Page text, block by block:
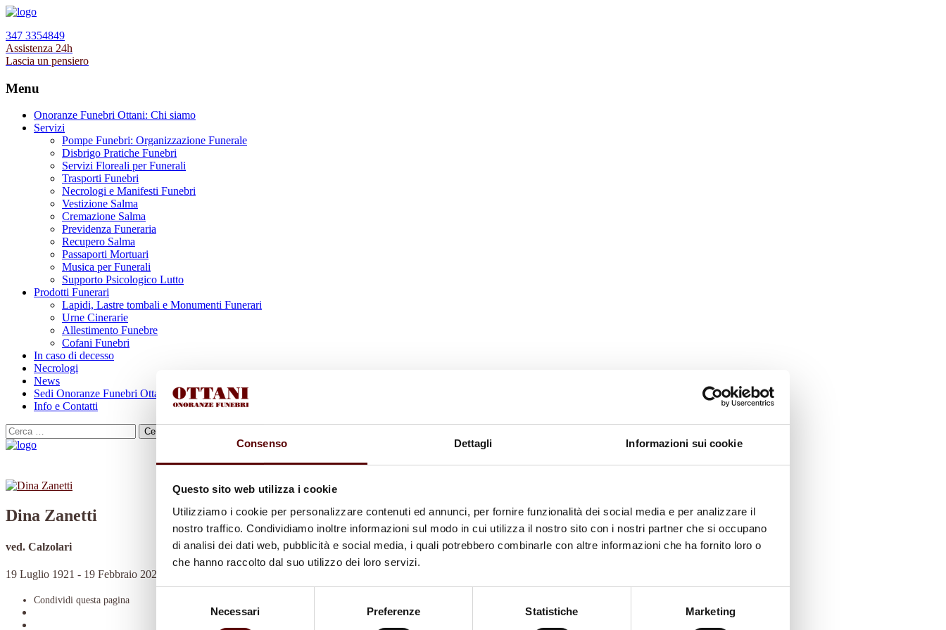
Consenso Dettagli Informazioni sui cookie
Questo sito web utilizza i cookie
Utilizziamo i cookie per personalizzare contenuti ed annunci, per fornire funzionalità dei social media e per analizzare il
nostro traffico. Condividiamo inoltre informazioni sul modo in cui utilizza il nostro sito con i nostri partner che si occupano
di analisi dei dati web, pubblicità e social media, i quali potrebbero combinarle con altre informazioni che ha fornito loro o
che hanno raccolto dal suo utilizzo dei loro servizi.
Necessari Preferenze Statistiche Marketing
347 3354849
Assistenza 24h
Lascia un pensiero
Menu
Onoranze Funebri Ottani: Chi siamo
Servizi
Pompe Funebri: Organizzazione Funerale
Disbrigo Pratiche Funebri
Servizi Floreali per Funerali
Trasporti Funebri
Necrologi e Manifesti Funebri
Vestizione Salma
Cremazione Salma
Previdenza Funeraria
Recupero Salma
Passaporti Mortuari
Musica per Funerali
Supporto Psicologico Lutto
Prodotti Funerari
Lapidi, Lastre tombali e Monumenti Funerari
Urne Cinerarie
Allestimento Funebre
Cofani Funebri
In caso di decesso
Necrologi
News
Sedi Onoranze Funebri Ottani
Info e Contatti
Cerca
per:
Dina Zanetti
ved. Calzolari
19 Luglio 1921 - 19 Febbraio 2023
Condividi questa pagina